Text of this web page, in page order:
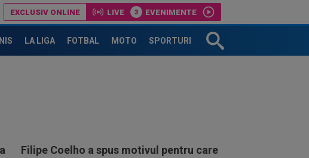
EXCLUSIV ONLINE LIVE EVENIMENTE
LA LIGA FOTBAL MOTO SPORTURI
Filipe Coelho a spus motivul pentru care